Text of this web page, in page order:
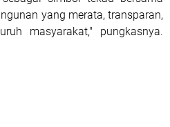
yang merata, transparan,
masyarakat," pungkasnya.